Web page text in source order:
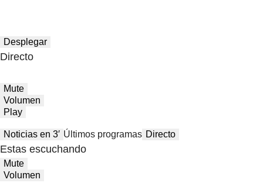
Desplegar
Directo
Mute
Volumen
Play
Noticias en 3′ Últimos programas Directo
Estas escuchando
Mute
Volumen